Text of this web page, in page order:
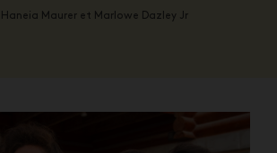
Haneia Maurer et Marlowe Dazley Jr